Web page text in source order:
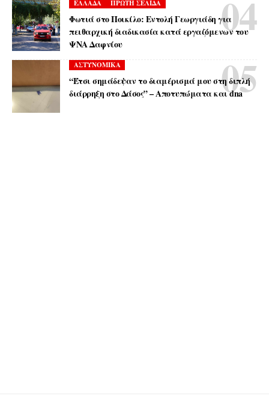
ΕΛΛΑΔΑ ΠΡΩΤΗ ΣΕΛΙΔΑ
Φωτιά στο Ποικίλο: Εντολή Γεωργιάδη για
πειθαρχική διαδικασία κατά εργαζόμενων του
ΨΝΑ Δαφνίου
ΑΣΤΥΝΟΜΙΚΑ
“Έτσι σημάδεψαν το διαμέρισμά μου στη διπλή
διάρρηξη στο Δάσος” – Αποτυπώματα και dna